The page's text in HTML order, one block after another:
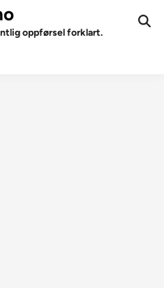
oppførsel forklart.